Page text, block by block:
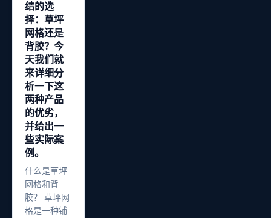
结的选
择：草坪
网格还是
背胶？今
天我们就
来详细分
析一下这
两种产品
的优劣，
并给出一
些实际案
例。
什么是草坪
网格和背
胶？ 草坪网
格是一种铺